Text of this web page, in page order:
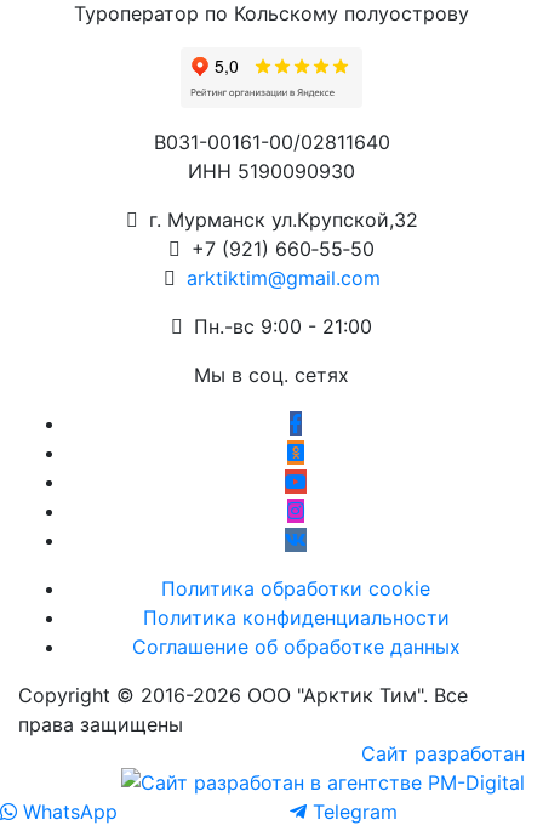
Туроператор по Кольскому полуострову
В031-00161-00/02811640
ИНН 5190090930
г. Мурманск ул.Крупской,32
+7 (921) 660‑55‑50
arktiktim@gmail.com
Пн.-вс 9:00 - 21:00
Мы в соц. сетях
Политика обработки cookie
Политика конфиденциальности
Соглашение об обработке данных
Copyright © 2016-2026 ООО "Арктик Тим". Все
права защищены
Сайт разработан
WhatsApp Telegram